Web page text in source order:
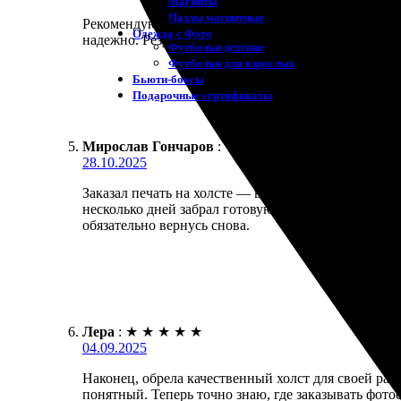
Пазлы магнитные
Одежда с Фото
Футболки детские
Футболки для взрослых
Бьюти-боксы
Подарочные сертификаты
Рекомендую. Заказала печать на холсте. Очень
надежно. Результат превзошел ожидания!
Мирослав Гончаров : ★
28.10.2025
Заказал печать на холсте — всё прошло отлично.
несколько дней забрал готовую работу. Качество
обязательно вернусь снова.
Лера : ★ ★ ★ ★ ★
04.09.2025
Наконец, обрела качественный холст для своей
понятный. Теперь точно знаю, где заказывать